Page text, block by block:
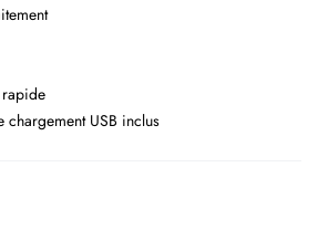
USB inclus